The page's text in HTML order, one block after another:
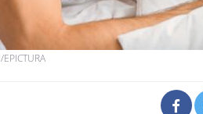
GLP-1
ils aussi les os